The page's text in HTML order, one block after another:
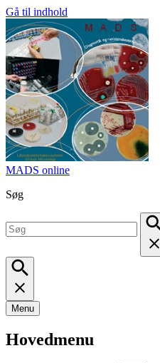
Gå til indhold
MADS online
Søg
Menu
Hovedmenu